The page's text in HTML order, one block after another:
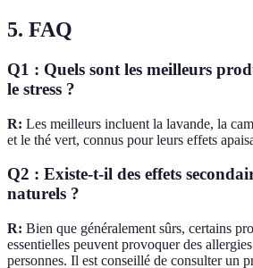
5. FAQ
Q1 : Quels sont les meilleurs
le stress ?
R: Les meilleurs incluent la lavande, la
et le thé vert, connus pour leurs effets
Q2 : Existe-t-il des effets
naturels ?
R: Bien que généralement sûrs, certains
essentielles peuvent provoquer des
personnes. Il est conseillé de consulter un